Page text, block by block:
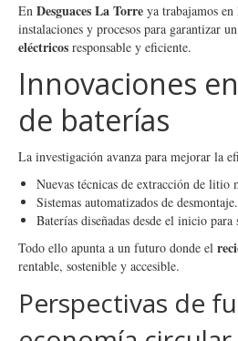
En Desguaces La Torre ya trabajamos
instalaciones y procesos para garantizar un
eléctricos responsable y eficiente.
Innovaciones
de baterías
La investigación avanza para mejorar la
Nuevas técnicas de extracción de litio
Sistemas automatizados de desmontaje.
Baterías diseñadas desde el inicio para
Todo ello apunta a un futuro donde el
rentable, sostenible y accesible.
Perspectivas de